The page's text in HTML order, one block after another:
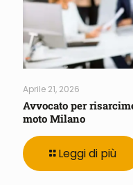
Aprile 21, 2026
Avvocato per
moto Milano
Leggi di più